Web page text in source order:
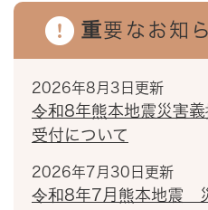
重要なお知
2026年8月3日更新
令和8年熊本地震災害義
受付について
2026年7月30日更新
令和8年7月熊本地震